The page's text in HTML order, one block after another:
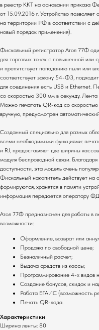
в реестр ККТ на основании приказа
от 15.09.2016 г. Устройство позволяет
на территории РФ в соответствии с
новый порядок применения).
Фискальный регистратор Атол 77Ф
для торговых точек с повышенной или
и препятствует попаданию пыли или
соответствует закону 54-Ф3,
для соединения есть USB и Ethernet.
со скоростью 300 мм в секунду.
Можно печатать QR-код со скоростью
вручную, предусмотрен
Созданный специально для разных
всеми необходимыми функциями:
и RJ, предоставляет две ширины
модуля беспроводной связи.
доступности, эта модель очень
Фискальный накопитель действует
формируются, хранятся в памяти
информация передается оператору
Атол 77Ф предназначен для работы в
возможности:
Оформление, возврат или
Продажа по свободной цене;
Безналичный расчет;
Выдача средств из кассы;
Программирование 4-х видов
Создание бонусов, скидок и
Работа ЕГАИС (возможность
Печать QR-кода.
Характеристики
Ширина ленты: 80
Комплекты
Для ресторанов
Для магазинов
Монтаж оборудования
Общая
Полный каталог
О
Настройка систем
Сервисное
обслуживание
Фискальные регистраторы